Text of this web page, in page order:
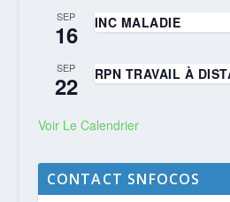
SEP
16 INC MALADIE
SEP
22 RPN TRAVAIL À
Voir Le Calendrier
CONTACT SNFOCOS